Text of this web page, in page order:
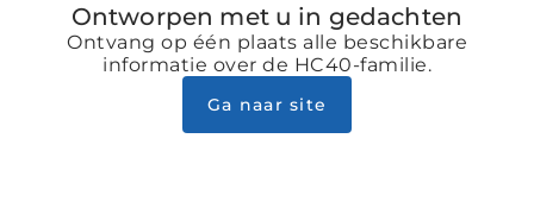
Ontworpen met u in gedachten
Ontvang op één plaats alle beschikbare
informatie over de HC40-familie.
Ga naar site